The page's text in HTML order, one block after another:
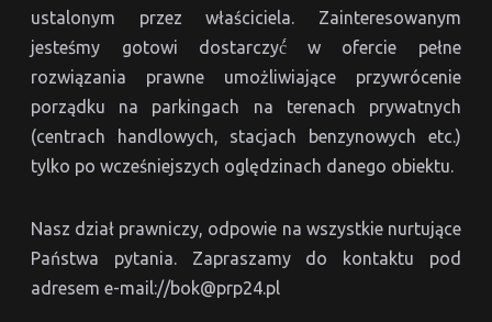
ustalonym przez właściciela. Zainteresowanym
jesteśmy gotowi dostarczyć́ w ofercie pełne
rozwiązania prawne umożliwiające przywrócenie
porządku na parkingach na terenach prywatnych
(centrach handlowych, stacjach benzynowych etc.)
tylko po wcześniejszych oględzinach danego obiektu.
Nasz dział prawniczy, odpowie na wszystkie nurtujące
Państwa pytania. Zapraszamy do kontaktu pod
adresem e-mail://bok@prp24.pl